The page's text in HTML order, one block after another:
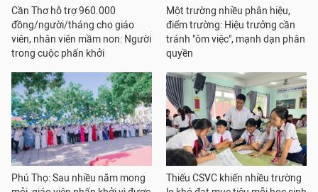
Cần Thơ hỗ trợ 960.000
đồng/người/tháng cho giáo
viên, nhân viên mầm non: Người
trong cuộc phấn khởi
Một trường nhiều phân hiệu,
điểm trường: Hiệu trưởng cần
tránh "ôm việc", mạnh dạn phân
quyền
Phú Thọ: Sau nhiều năm mong
Thiếu CSVC khiến nhiều trường